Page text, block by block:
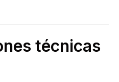
técnicas